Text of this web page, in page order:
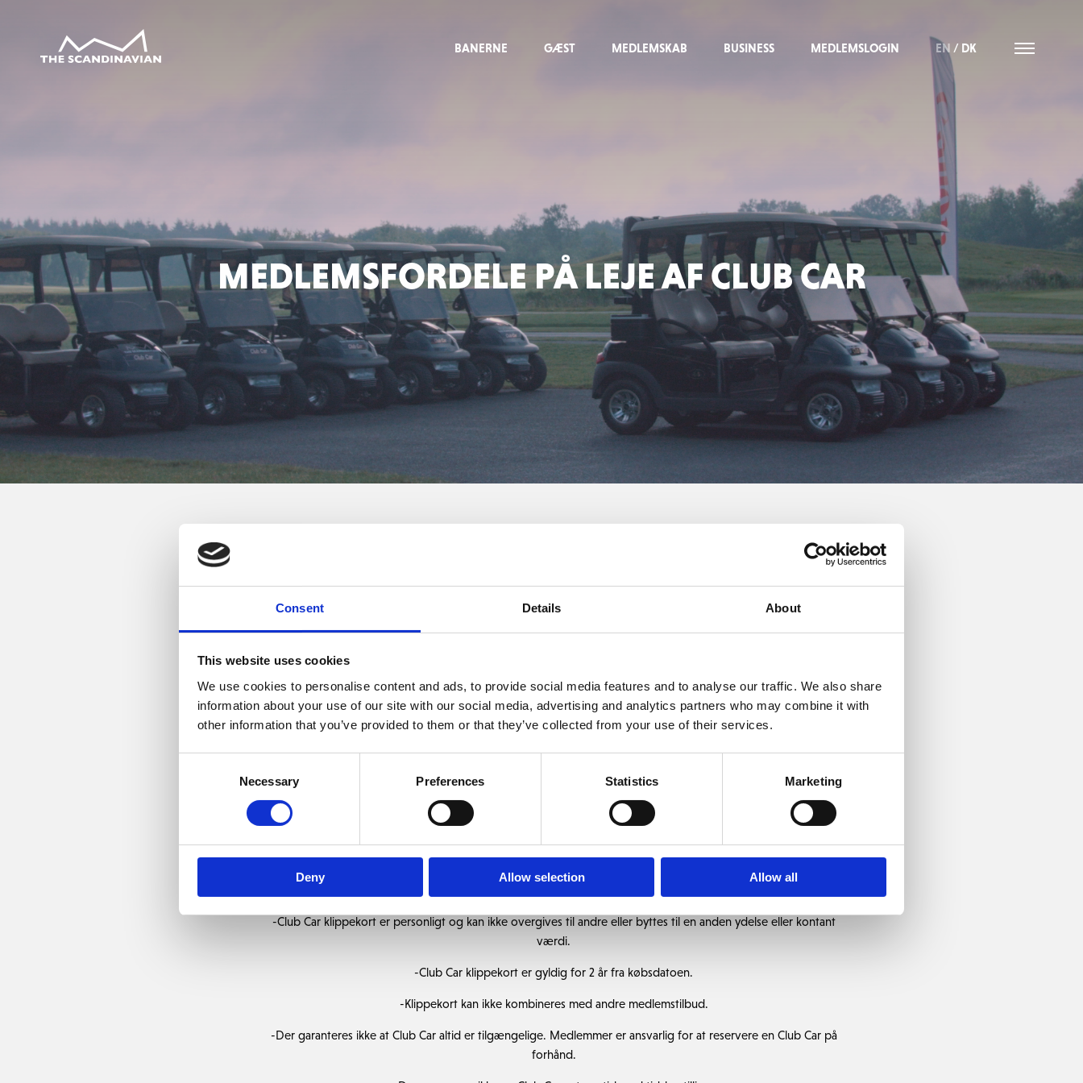
Consent Details About
This website uses cookies
We use cookies to personalise content and ads, to provide social media features and to analyse our traffic. We also share
information about your use of our site with our social media, advertising and analytics partners who may combine it with
other information that you’ve provided to them or that they’ve collected from your use of their services.
Necessary Preferences Statistics Marketing
Deny Allow selection Allow all
BANERNE GÆST MEDLEMSKAB BUSINESS MEDLEMSLOGIN EN / DK
MEDLEMSFORDELE PÅ LEJE AF CLUB CAR
Antal runder 10 turs 20 turs 30 turs
Klippekort pris 3.400,- 6.000,- 7.200,-
Kørsel med buggy er afhængig af vejrforholdene. Hvis nødvendigt, kan der lukkes for kørsel med buggy og der
refunderes ikke penge.
-Henvisning / regler for kørsel med Club Car findes i hver bil. The Scandinavian har ret til at nægte at leje en Club Car
-Club Car klippekort er personligt og kan ikke overgives til andre eller byttes til en anden ydelse eller kontant
værdi.
-Club Car klippekort er gyldig for 2 år fra købsdatoen.
-Klippekort kan ikke kombineres med andre medlemstilbud.
-Der garanteres ikke at Club Car altid er tilgængelige. Medlemmer er ansvarlig for at reservere en Club Car på
forhånd.